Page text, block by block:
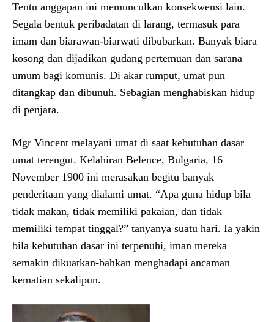
Tentu anggapan ini memunculkan konsekwensi lain.
Segala bentuk peribadatan di larang, termasuk para
imam dan biarawan-biarwati dibubarkan. Banyak biara
kosong dan dijadikan gudang pertemuan dan sarana
umum bagi komunis. Di akar rumput, umat pun
ditangkap dan dibunuh. Sebagian menghabiskan hidup
di penjara.
Mgr Vincent melayani umat di saat kebutuhan dasar
umat terengut. Kelahiran Belence, Bulgaria, 16
November 1900 ini merasakan begitu banyak
penderitaan yang dialami umat. “Apa guna hidup bila
tidak makan, tidak memiliki pakaian, dan tidak
memiliki tempat tinggal?” tanyanya suatu hari. Ia yakin
bila kebutuhan dasar ini terpenuhi, iman mereka
semakin dikuatkan-bahkan menghadapi ancaman
kematian sekalipun.